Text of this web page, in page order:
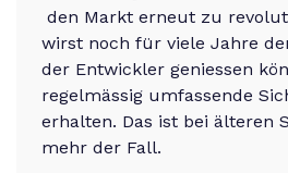
den Markt erneut zu
wirst noch für viele Jahre
der Entwickler geniessen
regelmässig umfassende
erhalten. Das ist bei älteren
mehr der Fall.